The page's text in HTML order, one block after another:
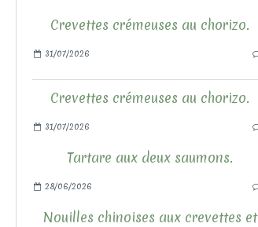
Crevettes crémeuses au chorizo.
31/07/2026
Crevettes crémeuses au chorizo.
31/07/2026
Tartare aux deux saumons.
28/06/2026
Nouilles chinoises aux crevettes et